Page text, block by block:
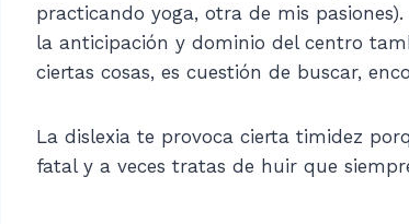
practicando yoga, otra de mis
la anticipación y dominio del centro
ciertas cosas, es cuestión de buscar,
La dislexia te provoca cierta timidez
fatal y a veces tratas de huir que